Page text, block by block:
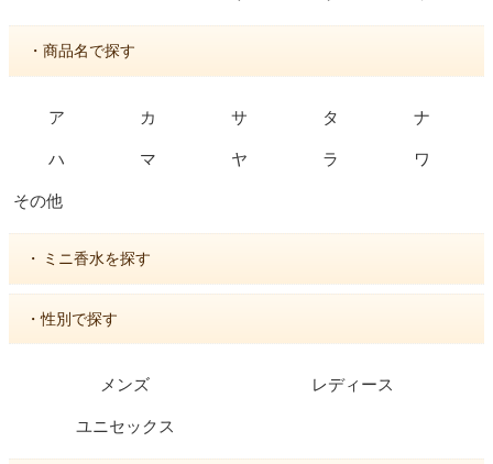
・商品名で探す
ア カ サ タ ナ
ハ マ ヤ ラ ワ
その他
・ ミニ香水を探す
・性別で探す
メンズ レディース
ユニセックス